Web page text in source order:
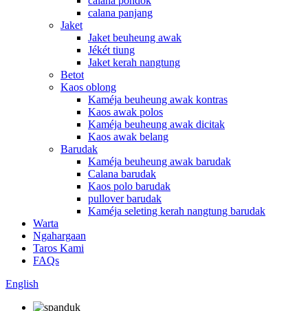
calana panjang
Jaket
Jaket beuheung awak
Jékét tiung
Jaket kerah nangtung
Betot
Kaos oblong
Kaméja beuheung awak kontras
Kaos awak polos
Kaméja beuheung awak dicitak
Kaos awak belang
Barudak
Kaméja beuheung awak barudak
Calana barudak
Kaos polo barudak
pullover barudak
Kaméja seleting kerah nangtung barudak
Warta
Ngahargaan
Taros Kami
FAQs
English